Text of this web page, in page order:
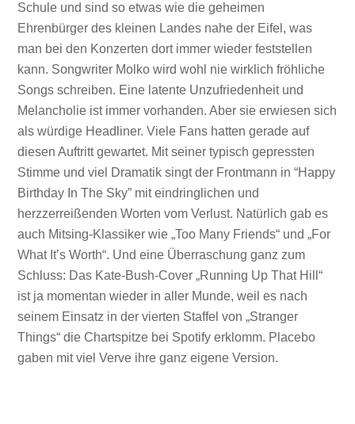
Schule und sind so etwas wie die geheimen
Ehrenbürger des kleinen Landes nahe der Eifel, was
man bei den Konzerten dort immer wieder feststellen
kann. Songwriter Molko wird wohl nie wirklich fröhliche
Songs schreiben. Eine latente Unzufriedenheit und
Melancholie ist immer vorhanden. Aber sie erwiesen sich
als würdige Headliner. Viele Fans hatten gerade auf
diesen Auftritt gewartet. Mit seiner typisch gepressten
Stimme und viel Dramatik singt der Frontmann in “Happy
Birthday In The Sky” mit eindringlichen und
herzzerreißenden Worten vom Verlust. Natürlich gab es
auch Mitsing-Klassiker wie „Too Many Friends“ und „For
What It’s Worth“. Und eine Überraschung ganz zum
Schluss: Das Kate-Bush-Cover „Running Up That Hill“
ist ja momentan wieder in aller Munde, weil es nach
seinem Einsatz in der vierten Staffel von „Stranger
Things“ die Chartspitze bei Spotify erklomm. Placebo
gaben mit viel Verve ihre ganz eigene Version.